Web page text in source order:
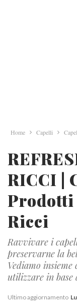
Home Capelli
RICCI |
Prodotti
Ricci
Ravvivare i
preservarne la
Vediamo
utilizzare in
Ultimo aggiornamento